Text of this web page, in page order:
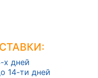
х дней
14-ти дней